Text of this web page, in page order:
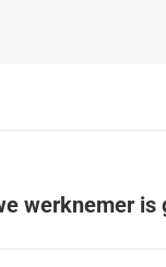
werknemer is